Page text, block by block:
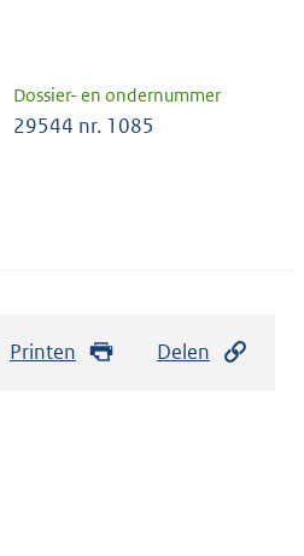
Dossier- en ondernummer
29544 nr. 1085
Printen Delen